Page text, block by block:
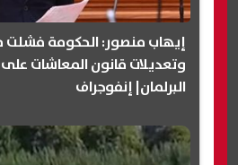
وتعديلات قانون المعاشات
البرلمان| إنفوجراف